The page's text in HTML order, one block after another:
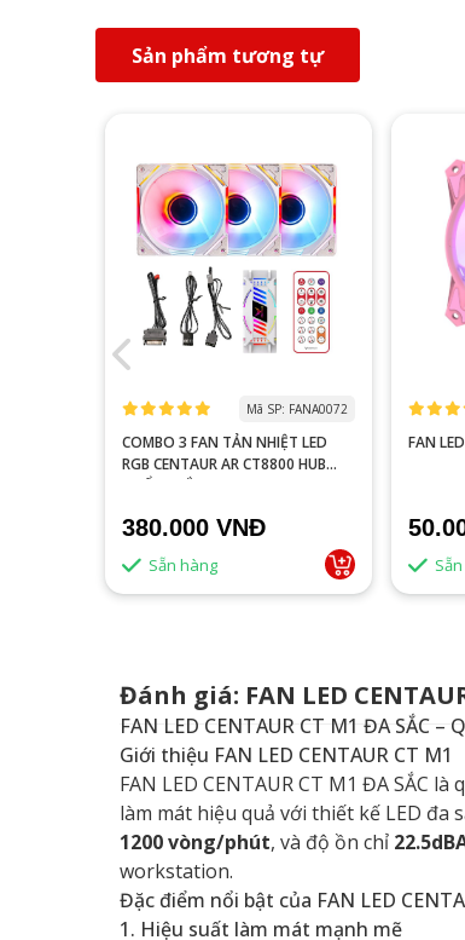
Sản phẩm tương tự
Mã SP: FANA0072
COMBO 3 FAN TẢN NHIỆT LED
RGB CENTAUR AR CT8800 HUB
380.000 VNĐ
Sẵn hàng
FAN
Đánh giá: FAN LED
FAN LED CENTAUR CT M1 ĐA SẮC
Giới thiệu FAN LED CENTAUR CT M1
FAN LED CENTAUR CT M1 ĐA SẮC
làm mát hiệu quả với thiết kế LED đa
1200 vòng/phút, và độ ồn chỉ
workstation.
Đặc điểm nổi bật của FAN LED
1. Hiệu suất làm mát mạnh mẽ